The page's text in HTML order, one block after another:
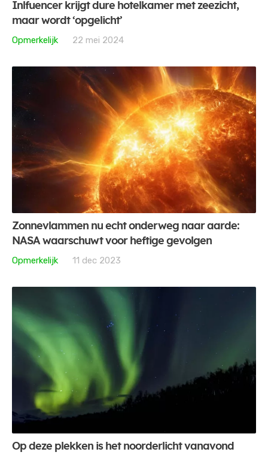
Inlfuencer krijgt dure hotelkamer met zeezicht,
maar wordt ‘opgelicht’
Opmerkelijk
22 mei 2024
Zonnevlammen nu echt onderweg naar aarde:
NASA waarschuwt voor heftige gevolgen
Opmerkelijk
11 dec 2023
Op deze plekken is het noorderlicht vanavond